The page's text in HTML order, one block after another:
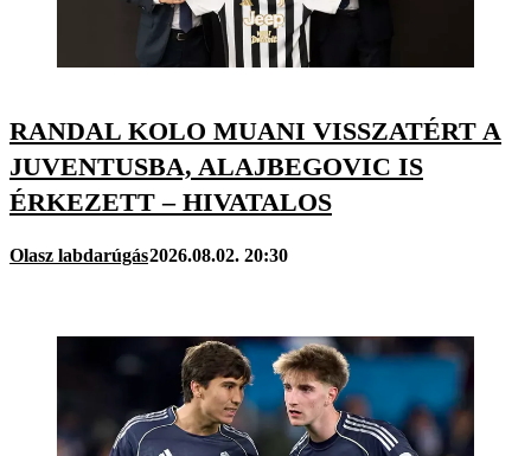
RANDAL KOLO MUANI VISSZATÉRT A
JUVENTUSBA, ALAJBEGOVIC IS
ÉRKEZETT – HIVATALOS
Olasz labdarúgás2026.08.02. 20:30